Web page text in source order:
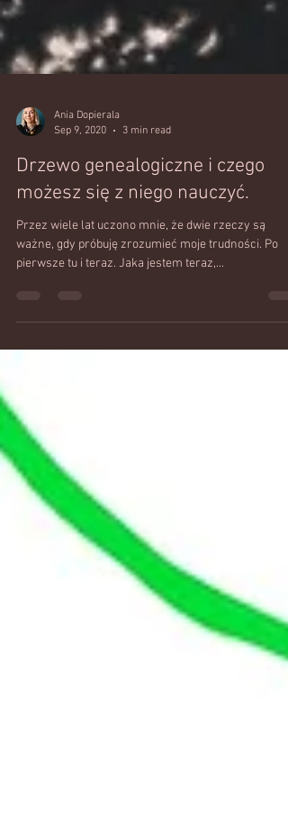
Ania Dopierala
Sep 9, 2020
3 min read
Drzewo genealogiczne i czego
możesz się z niego nauczyć.
Przez wiele lat uczono mnie, że dwie rzeczy są